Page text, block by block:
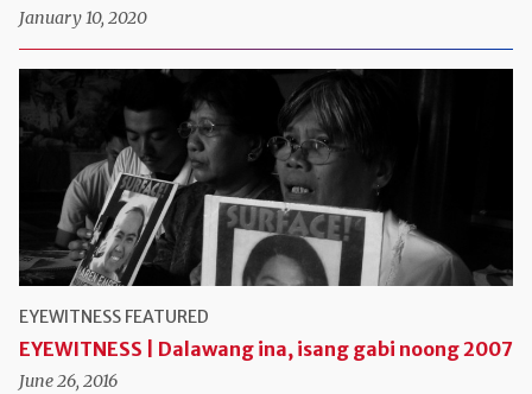
January 10, 2020
EYEWITNESS FEATURED
EYEWITNESS | Dalawang ina, isang gabi noong 2007
June 26, 2016